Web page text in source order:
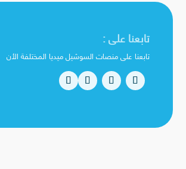
تابعنا على :
تابعنا على منصات السوشيل ميديا المختلفة الأن